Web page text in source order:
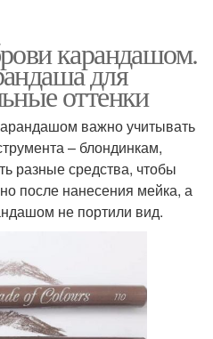
карандашом.
для
оттенки
важно учитывать
– блондинкам,
разные средства, чтобы
после нанесения мейка, а
не портили вид.